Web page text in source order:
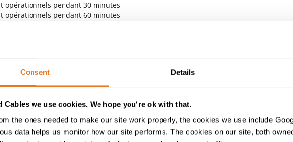
Consent Details
Cables we use cookies. We hope you're ok with that.
the ones needed to make our site work properly, the cookies we use include
data helps us monitor how our site performs. The cookies on our site, both
opérationnels pendant 30 minutes
opérationnels pendant 60 minutes
opérationnels pendant 120 minutes
des personnes dans les bâtiments de grande taille et complexes
pendant 60 minutes, tandis que 30 minutes sont acceptables
de bâtiments. Selon l’application, les systèmes de lutte contre les
être entièrement fonctionnels pendant 60 ou 120 minutes. La norme BS
au feu du circuit n’est pas compromise par d’autres composants
électrique, tels que des presse-étoupes, des jonctions, des
systèmes de support de câbles.
Câbles
d’alimentation
Câbles de contrôle (alarme)